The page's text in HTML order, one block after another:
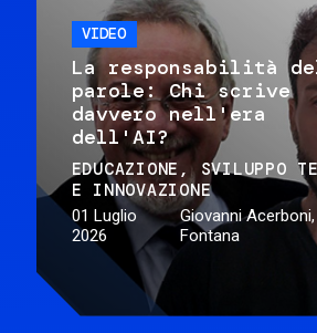
VIDEO
La responsabilità
parole: Chi scrive
davvero nell'era
dell'AI?
EDUCAZIONE
SVILUPPO
E INNOVAZIONE
01 Luglio
2026
Giovanni
Fontana